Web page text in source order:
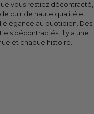
vous restiez décontracté,
cuir de haute qualité et
au quotidien. Des
décontractés, il y a une
et chaque histoire.